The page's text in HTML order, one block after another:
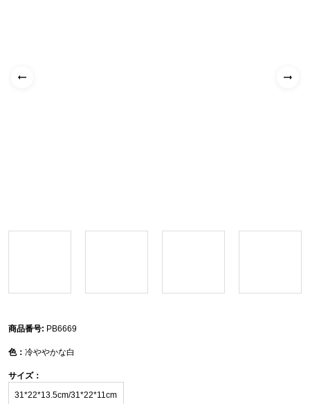
商品番号: PB6669
色： 冷ややかな白
サイズ：
31*22*13.5cm/31*22*11cm